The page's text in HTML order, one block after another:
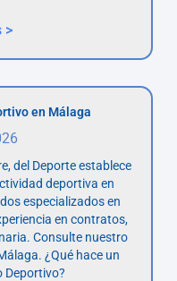
>
en Málaga
del Deporte establece
deportiva en
especializados en
en contratos,
Consulte nuestro
¿Qué hace un
Deportivo?